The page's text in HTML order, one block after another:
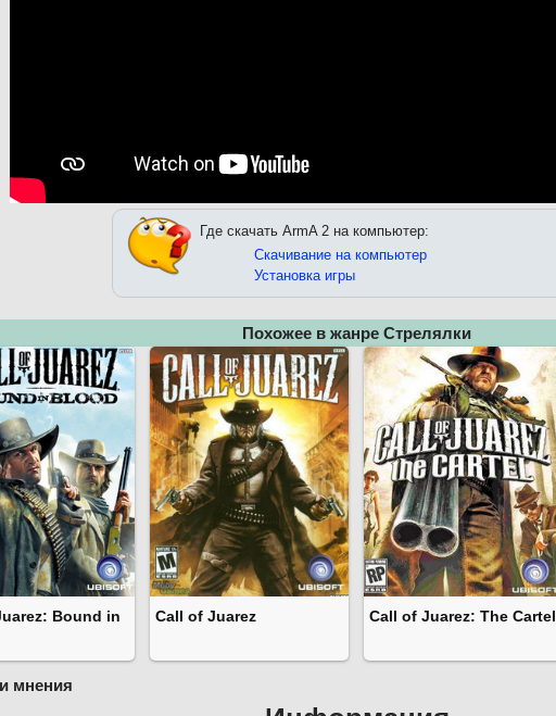
Где скачать ArmA 2 на компьютер:
Скачивание на компьютер
Установка игры
Похожее в жанре Стрелялки
Bound in Call of Juarez Call of Juarez: The Cartel
мнения